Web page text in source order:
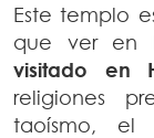
Este templo
que ver en
visitado en
religiones
taoísmo, el